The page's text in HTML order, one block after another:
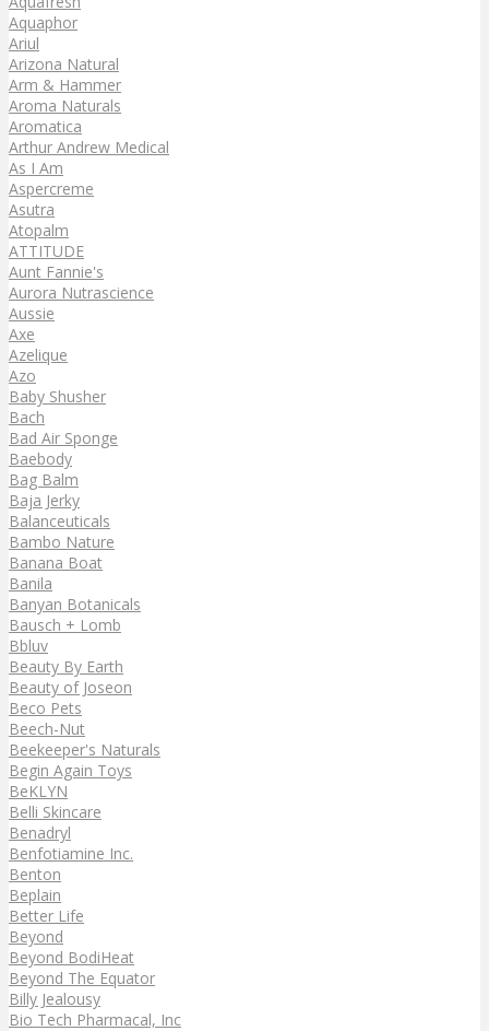
Aquaphor
Ariul
Arizona Natural
Arm & Hammer
Aroma Naturals
Aromatica
Arthur Andrew Medical
As I Am
Aspercreme
Asutra
Atopalm
ATTITUDE
Aunt Fannie's
Aurora Nutrascience
Aussie
Axe
Azelique
Azo
Baby Shusher
Bach
Bad Air Sponge
Baebody
Bag Balm
Baja Jerky
Balanceuticals
Bambo Nature
Banana Boat
Banila
Banyan Botanicals
Bausch + Lomb
Bbluv
Beauty By Earth
Beauty of Joseon
Beco Pets
Beech-Nut
Beekeeper's Naturals
Begin Again Toys
BeKLYN
Belli Skincare
Benadryl
Benfotiamine Inc.
Benton
Beplain
Better Life
Beyond
Beyond BodiHeat
Beyond The Equator
Billy Jealousy
Bio Tech Pharmacal, Inc